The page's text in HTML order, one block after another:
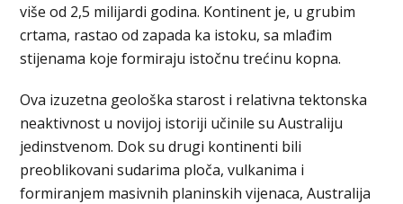
više od 2,5 milijardi godina. Kontinent je, u grubim
crtama, rastao od zapada ka istoku, sa mlađim
stijenama koje formiraju istočnu trećinu kopna.
Ova izuzetna geološka starost i relativna tektonska
neaktivnost u novijoj istoriji učinile su Australiju
jedinstvenom. Dok su drugi kontinenti bili
preoblikovani sudarima ploča, vulkanima i
formiranjem masivnih planinskih vijenaca, Australija